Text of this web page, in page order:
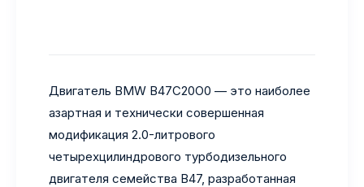
Двигатель BMW B47C20O0 — это наиболее
азартная и технически совершенная
модификация 2.0-литрового
четырехцилиндрового турбодизельного
двигателя семейства B47, разработанная